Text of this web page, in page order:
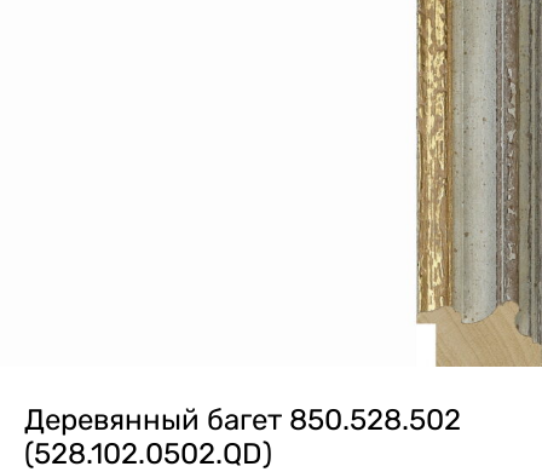
Деревянный багет 850.528.502
(528.102.0502.QD)